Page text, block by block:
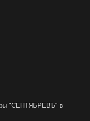
"СЕНТЯБРЕВЪ" в